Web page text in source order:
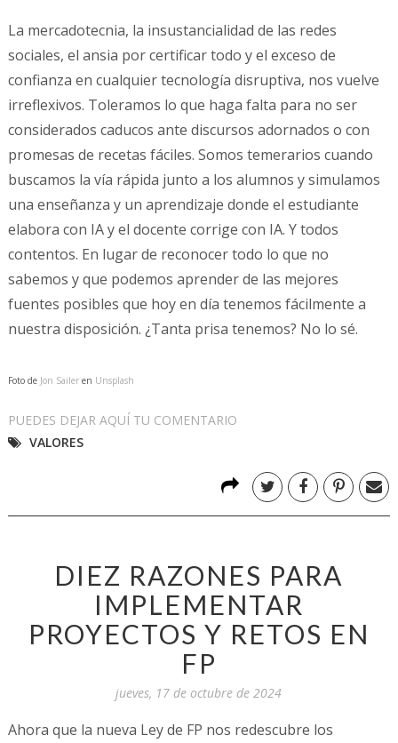
La mercadotecnia, la insustancialidad de las redes
sociales, el ansia por certificar todo y el exceso de
confianza en cualquier tecnología disruptiva, nos vuelve
irreflexivos. Toleramos lo que haga falta para no ser
considerados caducos ante discursos adornados o con
promesas de recetas fáciles. Somos temerarios cuando
buscamos la vía rápida junto a los alumnos y simulamos
una enseñanza y un aprendizaje donde el estudiante
elabora con IA y el docente corrige con IA. Y todos
contentos. En lugar de reconocer todo lo que no
sabemos y que podemos aprender de las mejores
fuentes posibles que hoy en día tenemos fácilmente a
nuestra disposición. ¿Tanta prisa tenemos? No lo sé.
Foto de Jon Saileren Unsplash
PUEDES DEJAR AQUÍ TU COMENTARIO
VALORES
DIEZ RAZONES PARA
IMPLEMENTAR
PROYECTOS Y RETOS EN
FP
jueves, 17 de octubre de 2024
Ahora que la nueva Ley de FP nos redescubre los